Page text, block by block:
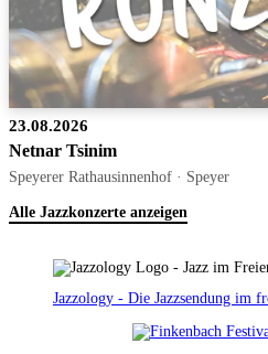
23.08.2026
Netnar Tsinim
Speyerer Rathausinnenhof · Speyer
Alle Jazzkonzerte anzeigen
Jazzology - Die Jazzsendung im